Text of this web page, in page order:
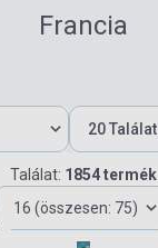
Francia
Találat: 1854 termék
16 (összesen: 75)